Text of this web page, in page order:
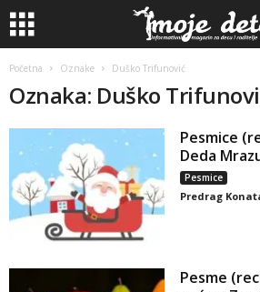
Početna Oznake Duško Trifunović
Oznaka: Duško
Pesmice
Deda
Pesmice
Predrag
Pesme